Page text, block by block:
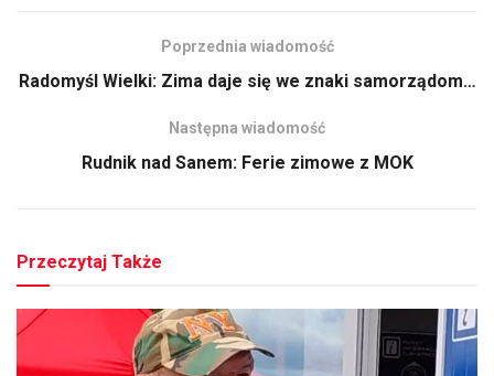
Poprzednia wiadomość
Radomyśl Wielki: Zima daje się we znaki samorządom…
Następna wiadomość
Rudnik nad Sanem: Ferie zimowe z MOK
Przeczytaj Także